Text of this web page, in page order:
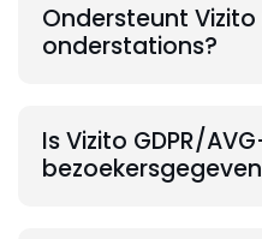
Ondersteunt
onderstations?
Is Vizito GDPR/